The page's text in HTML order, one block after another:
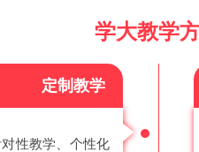
学大教学
定制教学
性教学、个性化